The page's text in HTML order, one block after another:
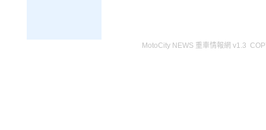
MotoCity NEWS 重車情報網 v1.3